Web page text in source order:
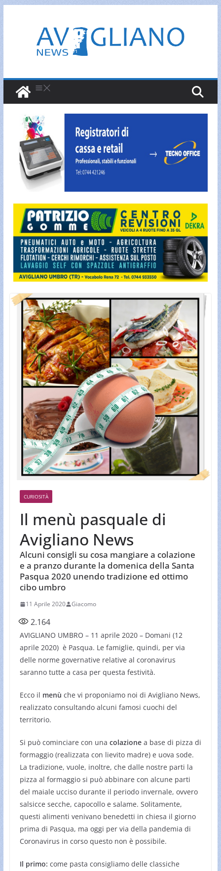
contenuto
CURIOSITÀ
Il menù pasquale di
Avigliano News
Alcuni consigli su cosa mangiare a colazione
e a pranzo durante la domenica della Santa
Pasqua 2020 unendo tradizione ed ottimo
cibo umbro
11 Aprile 2020 Giacomo
2.164
AVIGLIANO UMBRO – 11 aprile 2020 – Domani (12
aprile 2020) è Pasqua. Le famiglie, quindi, per via
delle norme governative relative al coronavirus
saranno tutte a casa per questa festività.
Ecco il menù che vi proponiamo noi di Avigliano News,
realizzato consultando alcuni famosi cuochi del
territorio.
Si può cominciare con una colazionea base di pizza di
formaggio (realizzata con lievito madre) e uova sode.
La tradizione, vuole, inoltre, che dalle nostre parti la
pizza al formaggio si può abbinare con alcune parti
del maiale ucciso durante il periodo invernale, ovvero
salsicce secche, capocollo e salame. Solitamente,
questi alimenti venivano benedetti in chiesa il giorno
prima di Pasqua, ma oggi per via della pandemia di
Coronavirus in corso questo non è possibile.
Il primo: come pasta consigliamo delle classiche